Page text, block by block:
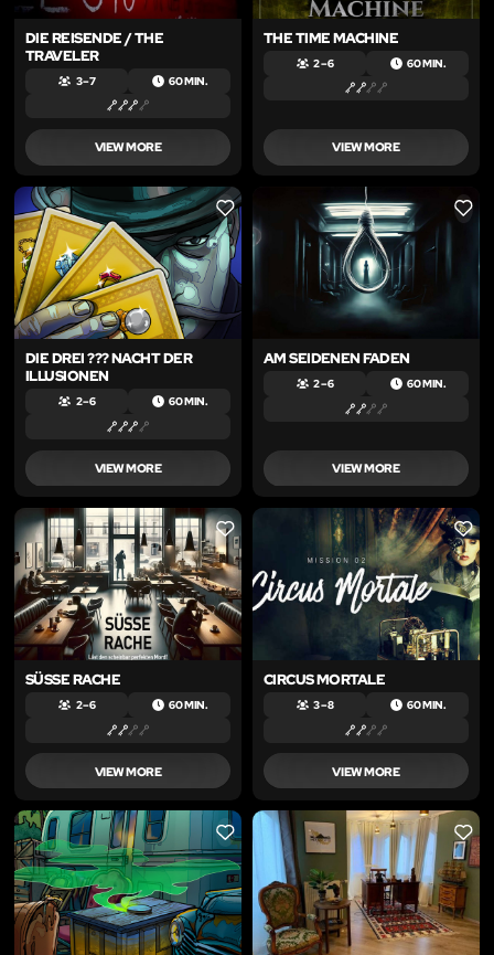
DIE REISENDE / THE
TRAVELER
3 – 7 60 MIN.
VIEW MORE
THE TIME MACHINE
2 – 6 60 MIN.
VIEW MORE
LIKE
DIE DREI ??? NACHT DER
ILLUSIONEN
2 – 6 60 MIN.
VIEW MORE
LIKE
AM SEIDENEN FADEN
2 – 6 60 MIN.
VIEW MORE
LIKE
SÜSSE RACHE
2 – 6 60 MIN.
VIEW MORE
LIKE
CIRCUS MORTALE
3 – 8 60 MIN.
VIEW MORE
LIKE LIKE